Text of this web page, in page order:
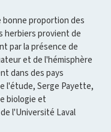
proportion des
herbiers provient de
par la présence de
et de l'hémisphère
dans des pays
l'étude, Serge Payette,
biologie et
l'Université Laval